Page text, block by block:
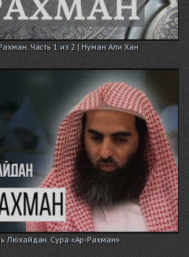
Часть 1 из 2 | Нуман Али Хан
Люхайдан. Сура «Ар-Рахман»